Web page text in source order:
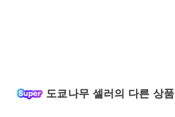
도쿄나무 셀러의 다른 상품